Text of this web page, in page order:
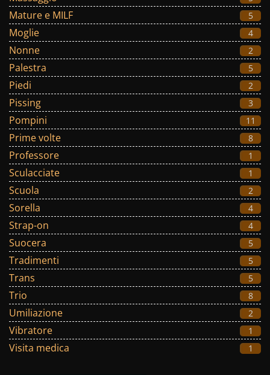
Mature e MILF 5
Moglie 4
Nonne 2
Palestra 5
Piedi 2
Pissing 3
Pompini 11
Prime volte 8
Professore 1
Sculacciate 1
Scuola 2
Sorella 4
Strap-on 4
Suocera 5
Tradimenti 5
Trans 5
Trio 8
Umiliazione 2
Vibratore 1
Visita medica 1